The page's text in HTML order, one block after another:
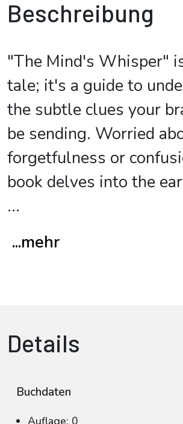
Beschreibung
"The Mind's Whisper"
tale; it's a guide to
the subtle clues your
be sending. Worried
forgetfulness or
book delves into the
...
...mehr
Details
Buchdaten
Auflage: 0